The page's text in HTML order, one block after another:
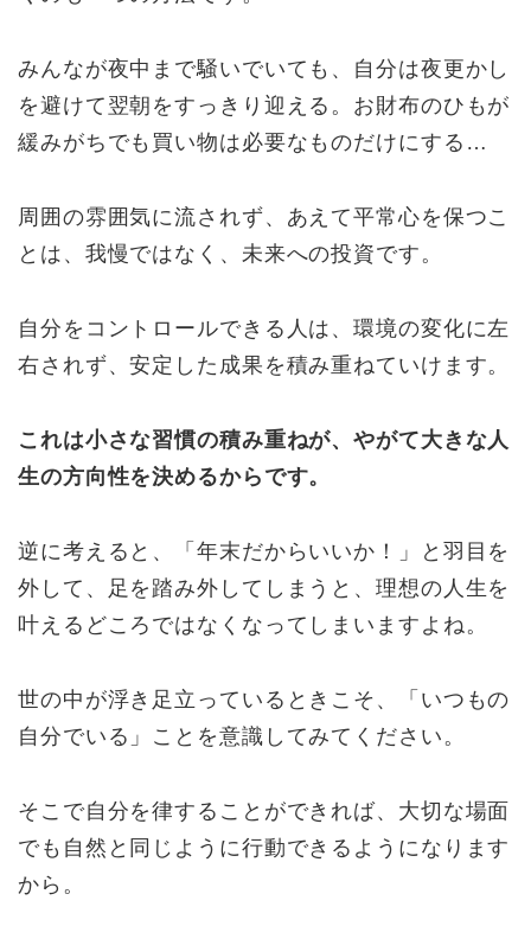
みんなが夜中まで騒いでいても、自分は夜更かし
を避けて翌朝をすっきり迎える。お財布のひもが
緩みがちでも買い物は必要なものだけにする…
周囲の雰囲気に流されず、あえて平常心を保つこ
とは、我慢ではなく、未来への投資です。
自分をコントロールできる人は、環境の変化に左
右されず、安定した成果を積み重ねていけます。
これは小さな習慣の積み重ねが、やがて大きな人
生の方向性を決めるからです。
逆に考えると、「年末だからいいか！」と羽目を
外して、足を踏み外してしまうと、理想の人生を
叶えるどころではなくなってしまいますよね。
世の中が浮き足立っているときこそ、「いつもの
自分でいる」ことを意識してみてください。
そこで自分を律することができれば、大切な場面
でも自然と同じように行動できるようになります
から。